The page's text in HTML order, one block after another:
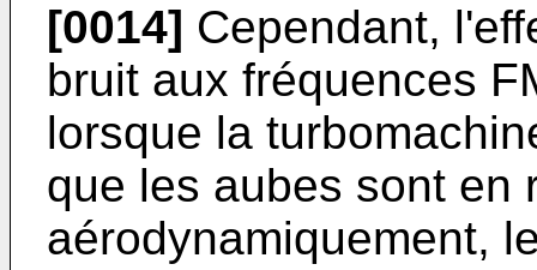
[0014] Cependant,
bruit aux fréquences
lorsque la
que les aubes sont en
aérodynamiquement,